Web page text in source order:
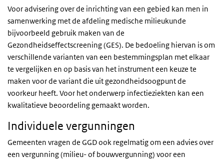
Voor advisering over de inrichting van een gebied kan men in
samenwerking met de afdeling medische milieukunde
bijvoorbeeld gebruik maken van de
Gezondheidseffectscreening (GES). De bedoeling hiervan is om
verschillende varianten van een bestemmingsplan met elkaar
te vergelijken en op basis van het instrument een keuze te
maken voor de variant die uit gezondheidsoogpunt de
voorkeur heeft. Voor het onderwerp infectieziekten kan een
kwalitatieve beoordeling gemaakt worden.
Individuele vergunningen
Gemeenten vragen de GGD ook regelmatig om een advies over
een vergunning (milieu- of bouwvergunning) voor een